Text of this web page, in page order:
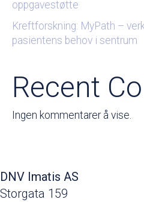
oppgavestøtte
Kreftforskning: MyPath –
pasientens behov i sentrum
Recent
Ingen kommentarer å vise.
DNV Imatis AS
Storgata 159